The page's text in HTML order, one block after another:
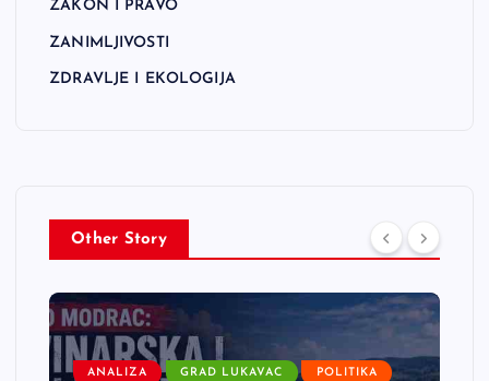
ZAKON I PRAVO
ZANIMLJIVOSTI
ZDRAVLJE I EKOLOGIJA
Other Story
ANALIZA GRAD LUKAVAC POLITIKA